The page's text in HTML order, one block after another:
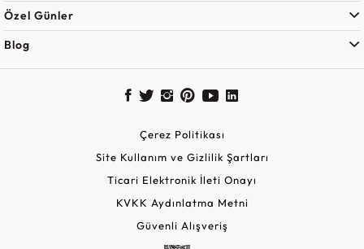
Özel Günler
Blog
Çerez Politikası
Site Kullanım ve Gizlilik Şartları
Ticari Elektronik İleti Onayı
KVKK Aydınlatma Metni
Güvenli Alışveriş